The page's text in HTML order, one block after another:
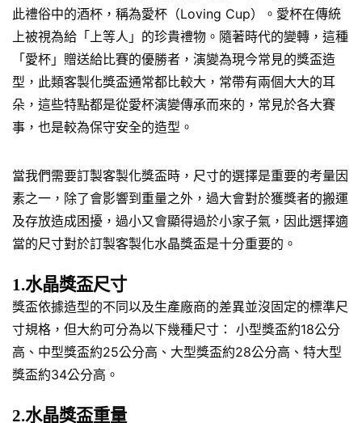
此禮俗中的酒杯，稱為愛杯（Loving Cup）。愛杯在傳統
上被視為給「上等人」的珍貴禮物。隨著時代的變轉，這種
「愛杯」贈送給比賽的優勝者，演變為現今常見的獎盃造
型，此類客製化獎盃通常都比較大，常帶有兩個大大的耳
朵，這些特點都是從愛杯演變傳承而來的，常見於各大賽
事，也是較為保守安全的造型。
當我們需要訂製客製化獎盃時，尺寸的選擇是重要的考量因
素之一，除了會影響到重量之外，過大會對於獲獎者的搬運
及存放造成困擾，過小又會顯得過於小家子氣，因此選擇適
當的尺寸對於訂製客製化水晶獎盃是十分重要的。
1.水晶獎盃尺寸
獎盃依據造型的不同以及生產廠商的差異並沒固定的標準尺
寸規格，但大約可分為以下幾種尺寸： 小型獎盃約18公分
高、中型獎盃約25公分高、大型獎盃約28公分高、特大型
獎盃約34公分高。
2.水晶獎盃重量